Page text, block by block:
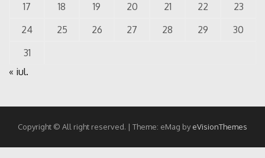
17
18 19 20 21 22
23
24
25 26 27 28 29
30
31
« iul.
Copyright © All right reserved. | Theme: eMag byeVisionThemes